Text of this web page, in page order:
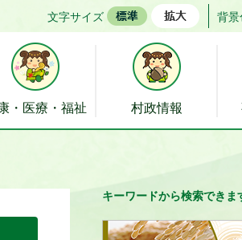
文字サイズ 背景
・医療・福祉 村政情報
キーワードから検索できま